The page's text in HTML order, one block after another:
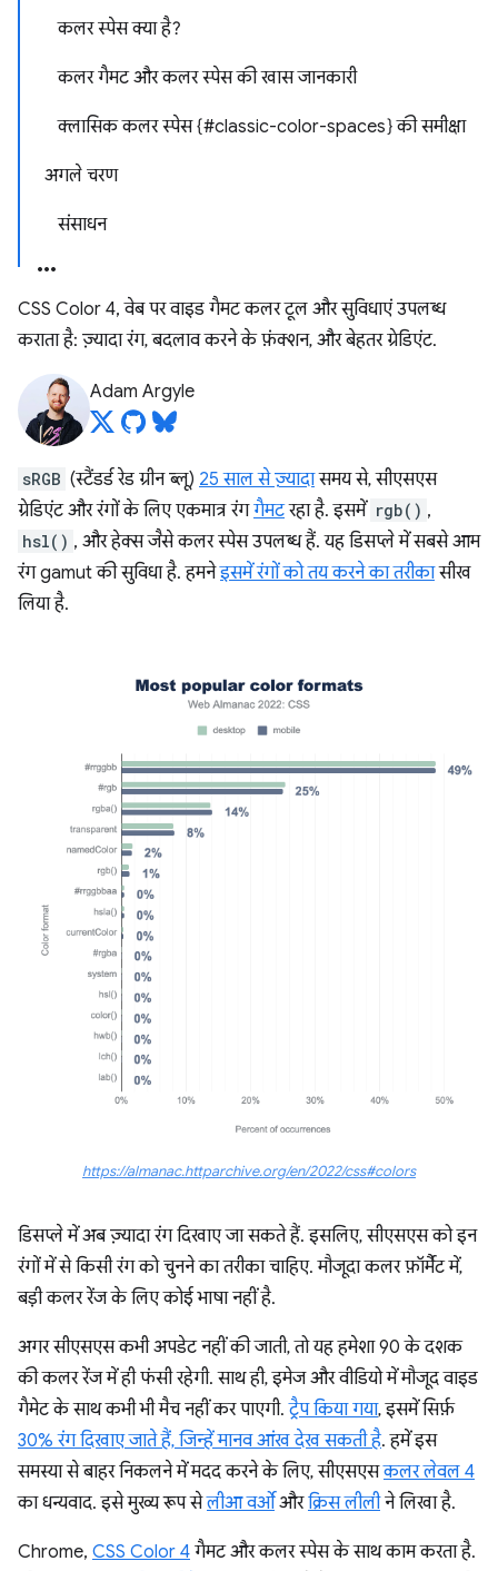
कलर स्पेस क्या है?
कलर गैमट और कलर स्पेस की खास जानकारी
क्लासिक कलर स्पेस {#classic-color-spaces} की समीक्षा
अगले चरण
संसाधन
CSS Color 4, वेब पर वाइड गैमट कलर टूल और सुविधाएं उपलब्ध
कराता है: ज़्यादा रंग, बदलाव करने के फ़ंक्शन, और बेहतर ग्रेडिएंट.
Adam Argyle
sRGB (स्टैंडर्ड रेड ग्रीन ब्लू) 25 साल से ज़्यादासमय से, सीएसएस
ग्रेडिएंट और रंगों के लिए एकमात्र रंगगैमटरहा है. इसमें rgb() ,
hsl() , और हेक्स जैसे कलर स्पेस उपलब्ध हैं. यह डिसप्ले में सबसे आम
रंग gamut की सुविधा है. हमनेइसमें रंगों को तय करने का तरीकासीख
लिया है.
https://almanac.httparchive.org/en/2022/css#colors
डिसप्ले में अब ज़्यादा रंग दिखाए जा सकते हैं. इसलिए, सीएसएस को इन
रंगों में से किसी रंग को चुनने का तरीका चाहिए. मौजूदा कलर फ़ॉर्मैट में,
बड़ी कलर रेंज के लिए कोई भाषा नहीं है.
अगर सीएसएस कभी अपडेट नहीं की जाती, तो यह हमेशा 90 के दशक
की कलर रेंज में ही फंसी रहेगी. साथ ही, इमेज और वीडियो में मौजूद वाइड
गैमेट के साथ कभी भी मैच नहीं कर पाएगी.ट्रैप किया गया, इसमें सिर्फ़
30% रंग दिखाए जाते हैं, जिन्हें मानव आंख देख सकती है. हमें इस
समस्या से बाहर निकलने में मदद करने के लिए, सीएसएसकलर लेवल 4
का धन्यवाद. इसे मुख्य रूप सेलीआ वर्ओऔरक्रिस लीलीने लिखा है.
Chrome, CSS Color 4 गैमट और कलर स्पेस के साथ काम करता है.